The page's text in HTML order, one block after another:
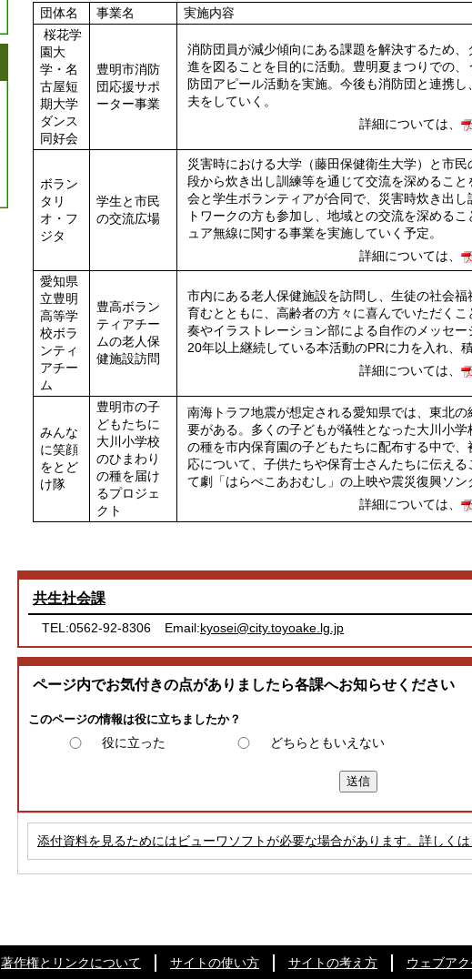
団体名 事業名
実施内容
桜花学
園大
学・名
古屋短
期大学
ダンス
同好会
豊明市消防
団応援サポ
ーター事業
消防団員が減少傾向にある課題を解決するため
進を図ることを目的に活動。豊明夏まつりでの
防団アピール活動を実施。今後も消防団と連携
夫をしていく。
詳細については、
ボラン
タリ
オ・フ
ジタ
学生と市民
の交流広場
災害時における大学（藤田保健衛生大学）と市
段から炊き出し訓練等を通じて交流を深めるこ
会と学生ボランティアが合同で、災害時炊き出
トワークの方も参加し、地域との交流を深める
ュア無線に関する事業を実施していく予定。
詳細については、
愛知県
立豊明
高等学
校ボラ
ンティ
アチー
ム
豊高ボラン
ティアチー
ムの老人保
健施設訪問
市内にある老人保健施設を訪問し、生徒の社会
育むとともに、高齢者の方々に喜んでいただく
奏やイラストレーション部による自作のメッセー
20年以上継続している本活動のPRに力を入れ、
詳細については、
みんな
に笑顔
をとど
け隊
豊明市の子
どもたちに
大川小学校
のひまわり
の種を届け
るプロジェ
クト
南海トラフ地震が想定される愛知県では、東北
要がある。多くの子どもが犠牲となった大川小
の種を市内保育園の子どもたちに配布する中で
応について、子供たちや保育士さんたちに伝え
て劇「はらぺこあおむし」の上映や震災復興ソン
詳細については、
共生社会課
TEL:0562-92-8306 Email:kyosei@city.toyoake.lg.jp
ページ内でお気付きの点がありましたら各課へお知らせください
このページの情報は役に立ちましたか？
役に立った どちらともいえない
添付資料を見るためにはビューワソフトが必要な場合があります。詳しくは
著作権とリンクについて サイトの使い方 サイトの考え方 ウェブア